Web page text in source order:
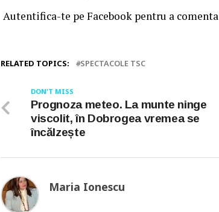
Autentifica-te pe Facebook pentru a comenta
RELATED TOPICS: SPECTACOLE TSC
DON'T MISS
Prognoza meteo. La munte ninge
viscolit, în Dobrogea vremea se
încălzește
Maria Ionescu